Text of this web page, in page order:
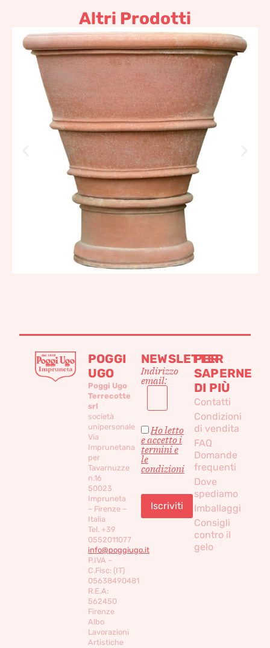
Altri Prodotti
Vaso con due orli e Base
cilindrica liscia
4.137,19 €
POGGI
UGO
Poggi Ugo
Terrecotte
srl
società
unipersonale
Via
Imprunetana
per
Tavarnuzze
n.16
50023
Impruneta
– Firenze –
Italia
Tel. +39
0552011077
info@poggiugo.it
P.IVA –
C.Fisc: (IT)
05638490481
R.E.A:
562450
Firenze
Albo
Lavorazioni
Artistiche
NEWSLETTER
Indirizzo
email:
Ho letto
e accetto i
termini e
le
condizioni
PER
SAPERNE
DI PIÙ
Contatti
Condizioni
di vendita
FAQ
Domande
frequenti
Dove
spediamo
Imballaggi
Consigli
contro il
gelo